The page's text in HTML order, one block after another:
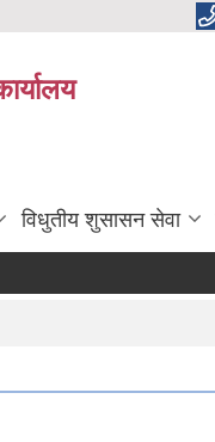
विधुतीय शुसासन सेवा